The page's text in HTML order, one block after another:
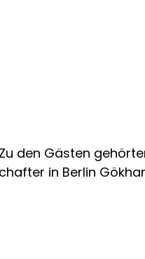
den Gästen
in Berlin